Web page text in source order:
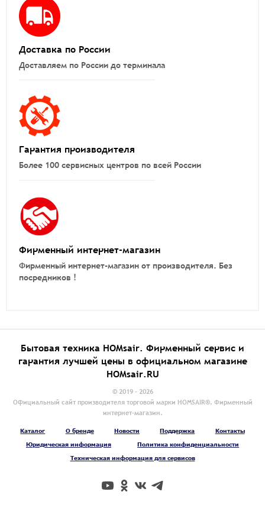
Доставка по России
Доставляем по России до терминала
Гарантия производителя
Более 100 сервисных центров по всей России
Фирменный интернет-магазин
Фирменный интернет-магазин от производителя. Без
посредников !
Бытовая техника HOMsair. Фирменный сервис и
гарантия лучшей цены в официальном магазине
HOMsair.RU
© 2019 - 2026
Официальный сайт производителя торговой марки HOMSAIR®. Фирменный
интернет-магазин.
Каталог О бренде Новости Поддержка
Контакты
Юридическая информация
Политика конфиденциальности
Техническая информация для сервисов